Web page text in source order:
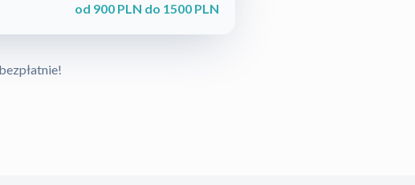
od 900 PLN do 1500 PLN